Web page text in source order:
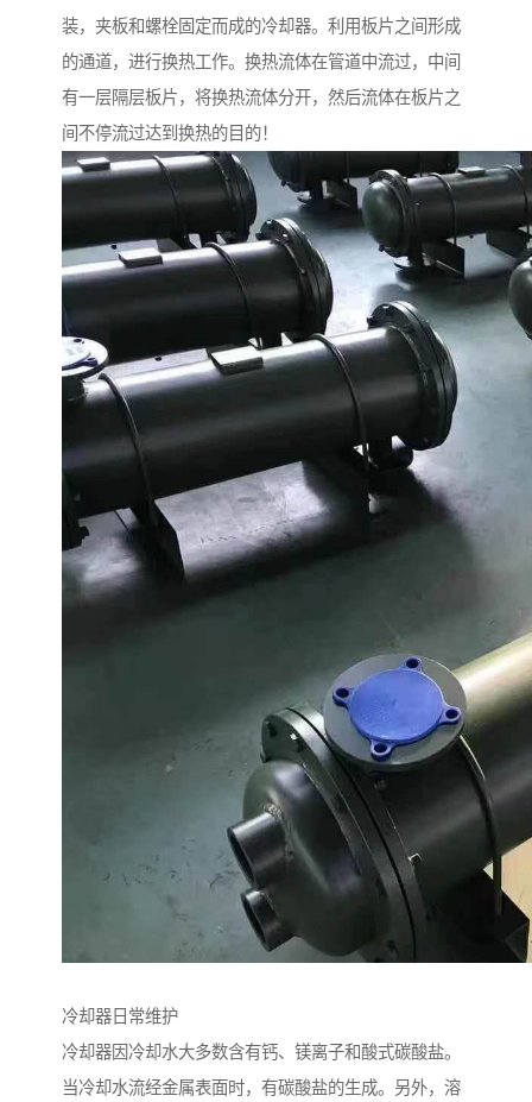
装，夹板和螺栓固定而成的冷却器。利用板片之间形成
的通道，进行换热工作。换热流体在管道中流过，中间
有一层隔层板片，将换热流体分开，然后流体在板片之
间不停流过达到换热的目的！
冷却器日常维护
冷却器因冷却水大多数含有钙、镁离子和酸式碳酸盐。
当冷却水流经金属表面时，有碳酸盐的生成。另外，溶